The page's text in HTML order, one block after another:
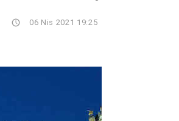
06 Nis 2021 19:25